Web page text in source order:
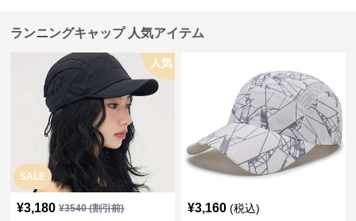
ランニングキャップ 人気アイテム
SALE
人気
¥3,180 ¥3540(割引前) ¥3,160 (税込)